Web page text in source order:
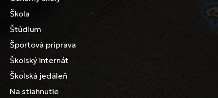
Škola
Štúdium
Športová príprava
Školský internát
Školská jedáleň
Na stiahnutie